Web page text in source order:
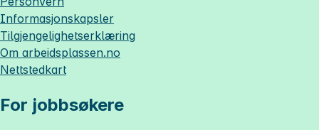
Informasjonskapsler
Tilgjengelighetserklæring
Om arbeidsplassen.no
Nettstedkart
For jobbsøkere